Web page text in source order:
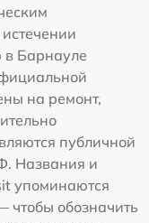
в Барнауле
на ремонт,
публичной
Названия и
упоминаются
обозначить